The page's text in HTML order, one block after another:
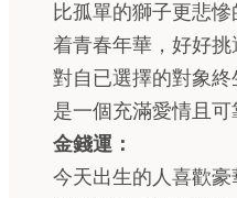
比孤單的獅子更悲
着青春年華，好好挑
對自已選擇的對象終
是一個充滿愛情且可
金錢運：
今天出生的人喜歡